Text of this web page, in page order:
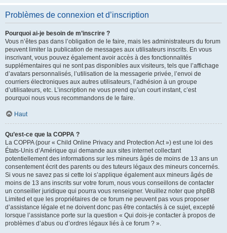
Problèmes de connexion et d’inscription
Pourquoi ai-je besoin de m’inscrire ?
Vous n’êtes pas dans l’obligation de le faire, mais les administrateurs du forum
peuvent limiter la publication de messages aux utilisateurs inscrits. En vous
inscrivant, vous pouvez également avoir accès à des fonctionnalités
supplémentaires qui ne sont pas disponibles aux visiteurs, tels que l’affichage
d’avatars personnalisés, l’utilisation de la messagerie privée, l’envoi de
courriers électroniques aux autres utilisateurs, l’adhésion à un groupe
d’utilisateurs, etc. L’inscription ne vous prend qu’un court instant, c’est
pourquoi nous vous recommandons de le faire.
Haut
Qu’est-ce que la COPPA ?
La COPPA (pour « Child Online Privacy and Protection Act ») est une loi des
États-Unis d’Amérique qui demande aux sites internet collectant
potentiellement des informations sur les mineurs âgés de moins de 13 ans un
consentement écrit des parents ou des tuteurs légaux des mineurs concernés.
Si vous ne savez pas si cette loi s’applique également aux mineurs âgés de
moins de 13 ans inscrits sur votre forum, nous vous conseillons de contacter
un conseiller juridique qui pourra vous renseigner. Veuillez noter que phpBB
Limited et que les propriétaires de ce forum ne peuvent pas vous proposer
d’assistance légale et ne doivent donc pas être contactés à ce sujet, excepté
lorsque l’assistance porte sur la question « Qui dois-je contacter à propos de
problèmes d’abus ou d’ordres légaux liés à ce forum ? ».